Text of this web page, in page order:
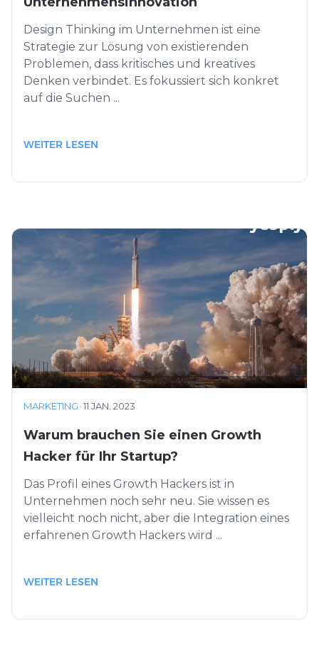
Design Thinking im Unternehmen ist eine
Strategie zur Lösung von existierenden
Problemen, dass kritisches und kreatives
Denken verbindet. Es fokussiert sich konkret
auf die Suchen ...
WEITER LESEN
MARKETING ·11 JAN. 2023
Warum brauchen Sie einen Growth
Hacker für Ihr Startup?
Das Profil eines Growth Hackers ist in
Unternehmen noch sehr neu. Sie wissen es
vielleicht noch nicht, aber die Integration eines
erfahrenen Growth Hackers wird ...
WEITER LESEN